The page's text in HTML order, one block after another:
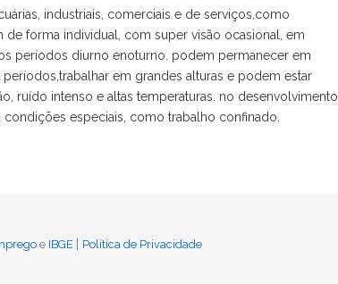
industriais, comerciais e de serviços,como
de forma individual, com super visão ocasional, em
períodos diurno enoturno. podem permanecer em
em grandes alturas e podem estar
ruído intenso e altas temperaturas. no desenvolvimento
especiais, como trabalho confinado.
e IBGE | Política de Privacidade